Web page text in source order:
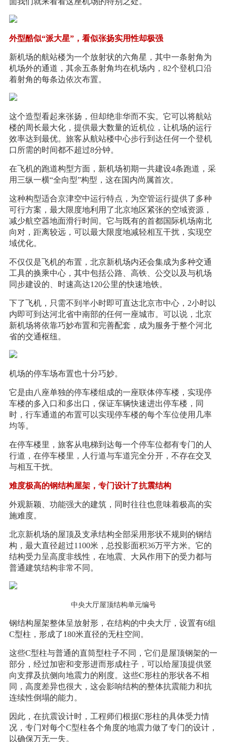
外型酷似“派大星”，看似张扬实用性却极强
新机场的航站楼为一个放射状的六角星，其中一条射角为
机场外的通道，其余五条射角均在机场内，82个登机口沿
着射角的每条边依次布置。
这个造型看起来张扬，但却绝非华而不实。它可以将航站
楼的周长最大化，提供最大数量的近机位，让机场的运行
效率达到最优。旅客从航站楼中心步行到达任何一个登机
口所需的时间都不超过8分钟。
在飞机的跑道构型方面，新机场初期一共建设4条跑道，采
用三纵一横“全向型”构型，这在国内尚属首次。
这种构型适合京津空中运行特点，为空管运行提供了多种
可行方案，最大限度地利用了北京地区紧张的空域资源，
减少航空器地面滑行时间。它与既有的首都国际机场南北
向对，距离较远，可以最大限度地减轻相互干扰，实现空
域优化。
不仅仅是飞机的布置，北京新机场内还会集成为多种交通
工具的换乘中心，其中包括公路、高铁、公交以及与机场
同步建设的、时速高达120公里的快速地铁。
下了飞机，只需不到半小时即可直达北京市中心，2小时以
内即可到达河北省中南部的任何一座城市。可以说，北京
新机场将依靠巧妙布置和完善配套，成为服务于整个河北
省的交通枢纽。
机场的停车场布置也十分巧妙。
它是由八座单独的停车楼组成的一座联体停车楼，实现停
车楼的多入口和多出口，保证车辆快速进出停车楼，同
时，行车通道的布置可以实现停车楼的每个车位使用几率
均等。
在停车楼里，旅客从电梯到达每一个停车位都有专门的人
行道，在停车楼里，人行道与车道完全分开，不存在交叉
与相互干扰。
难度极高的钢结构屋架，专门设计了抗震结构
外观新颖、功能强大的建筑，同时往往也意味着极高的实
施难度。
北京新机场的屋顶及支承结构全部采用形状不规则的钢结
构，最大直径超过1100米，总投影面积36万平方米。它的
结构受力呈高度非线性，在地震、大风作用下的受力都与
普通建筑结构非常不同。
中央大厅屋顶结构单元编号
钢结构屋架整体呈放射形，在结构的中央大厅，设置有6组
C型柱，形成了180米直径的无柱空间。
这些C型柱与普通的直筒型柱子不同，它们是屋顶钢架的一
部分，经过加密和变形进而形成柱子，可以给屋顶提供竖
向支撑及抗侧向地震力的刚度。这些C形柱的形状各不相
同，高度差异也很大，这会影响结构的整体抗震能力和抗
连续性倒塌的能力。
因此，在抗震设计时，工程师们根据C形柱的具体受力情
况，专门对每个C型柱各个角度的地震力做了专门的设计，
以确保万无一失。